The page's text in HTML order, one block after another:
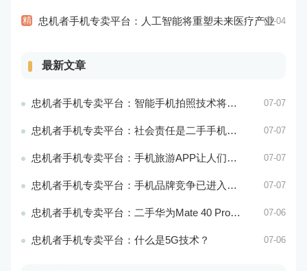
精 忠机者手机专卖平台：人工智能将重塑未来医疗产业07-04
最新文章
忠机者手机专卖平台：智能手机拍照技术将不断升级，成为手机行业的重要趋势 07-07
忠机者手机专卖平台：社会责任是二手手机市场的使命和价值所在 07-07
忠机者手机专卖平台：手机旅游APP让人们轻松出行 07-07
忠机者手机专卖平台：手机品牌竞争已进入新阶段 07-07
忠机者手机专卖平台：二手华为Mate 40 Pro市场价格持续下跌 07-06
忠机者手机专卖平台：什么是5G技术？ 07-06